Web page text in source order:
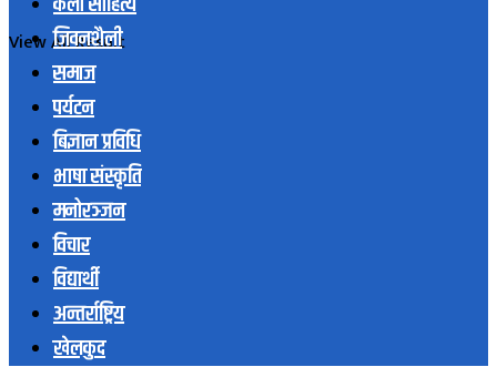
View All Result
जिवनशैली
समाज
पर्यटन
बिज्ञान प्रविधि
भाषा संस्कृति
मनोरञ्जन
विचार
विद्यार्थी
अन्तर्राष्ट्रिय
खेलकुद